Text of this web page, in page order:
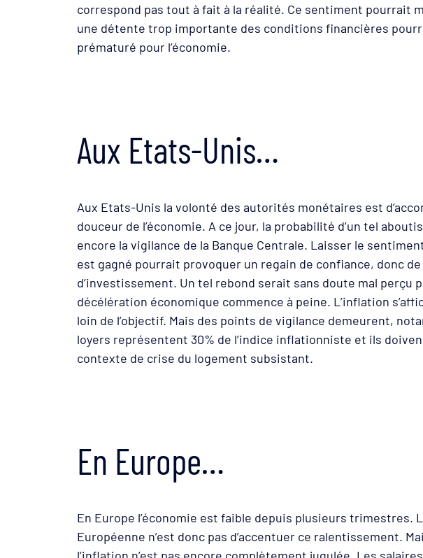
correspond pas tout à fait à la réalité. Ce sentiment pourrait
une détente trop importante des conditions financières
prématuré pour l’économie.
Aux Etats-Unis…
Aux Etats-Unis la volonté des autorités monétaires est
douceur de l’économie. A ce jour, la probabilité d’un tel
encore la vigilance de la Banque Centrale. Laisser le
est gagné pourrait provoquer un regain de confiance, donc
d’investissement. Un tel rebond serait sans doute mal perçu
décélération économique commence à peine. L’inflation
loin de l’objectif. Mais des points de vigilance demeurent,
loyers représentent 30% de l’indice inflationniste et ils
contexte de crise du logement subsistant.
En Europe…
En Europe l’économie est faible depuis plusieurs trimestres.
Européenne n’est donc pas d’accentuer ce ralentissement.